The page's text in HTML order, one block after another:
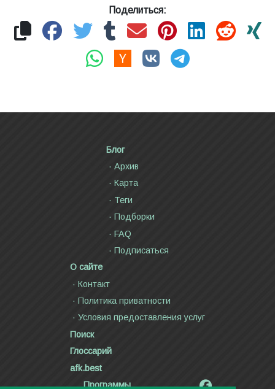
Поделиться:
Блог
Архив
Карта
Теги
Подборки
FAQ
Подписаться
О сайте
Контакт
Политика приватности
Условия предоставления услуг
Поиск
Глоссарий
afk.best
Программы